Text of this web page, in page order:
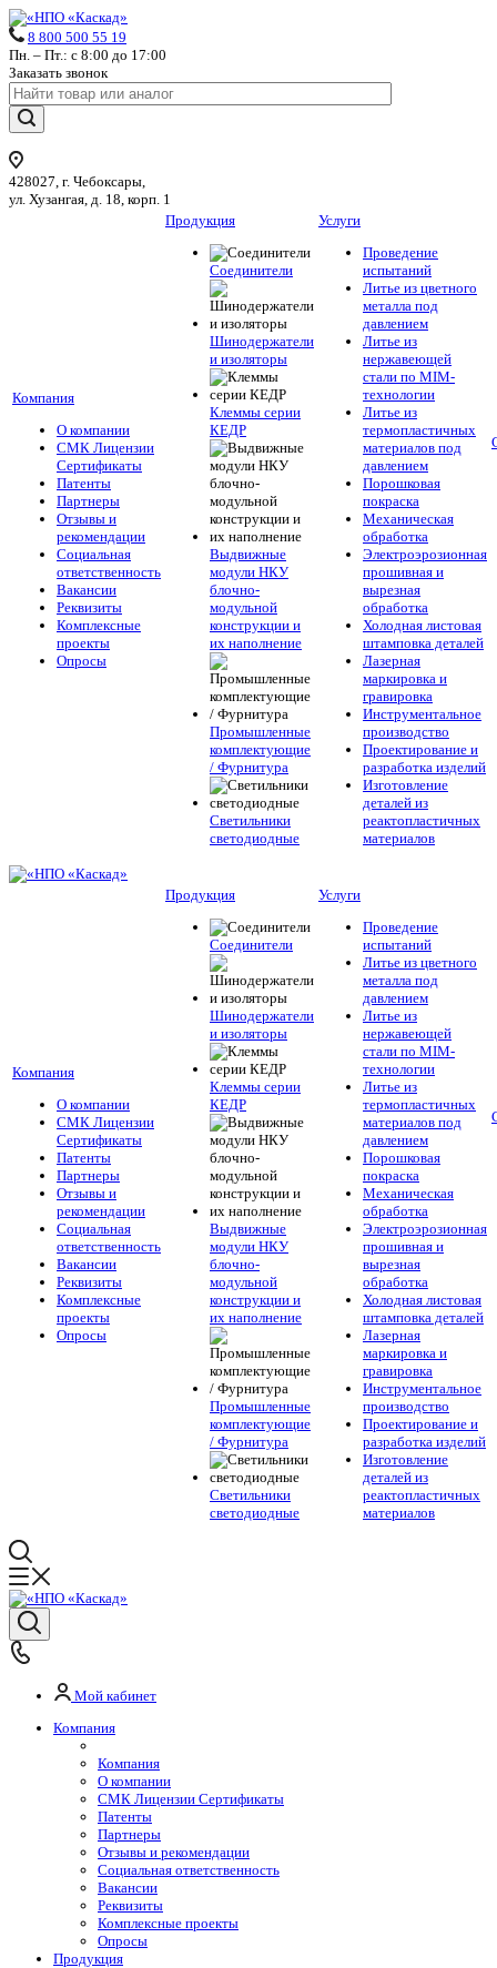
8 800 500 55 19
Пн. – Пт.: с 8:00 до 17:00
Заказать звонок
428027, г. Чебоксары,
ул. Хузангая, д. 18, корп. 1
Компания
О компании
СМК Лицензии
Сертификаты
Патенты
Партнеры
Отзывы и
рекомендации
Социальная
ответственность
Вакансии
Реквизиты
Комплексные
проекты
Опросы
Продукция
Соединители
Шинодержатели
и изоляторы
Клеммы серии
КЕДР
Выдвижные
модули НКУ
блочно-
модульной
конструкции и
их наполнение
Промышленные
комплектующие
/ Фурнитура
Светильники
светодиодные
Услуги
Проведение
испытаний
Литье из цветного
металла под
давлением
Литье из
нержавеющей
стали по MIM-
технологии
Литье из
термопластичных
материалов под
давлением
Порошковая
покраска
Механическая
обработка
Электроэрозионная
прошивная и
вырезная
обработка
Холодная листовая
штамповка деталей
Лазерная
маркировка и
гравировка
Инструментальное
производство
Проектирование и
разработка изделий
Изготовление
деталей из
реактопластичных
материалов
Компания
О компании
СМК Лицензии
Сертификаты
Патенты
Партнеры
Отзывы и
рекомендации
Социальная
ответственность
Вакансии
Реквизиты
Комплексные
проекты
Опросы
Продукция
Соединители
Шинодержатели
и изоляторы
Клеммы серии
КЕДР
Выдвижные
модули НКУ
блочно-
модульной
конструкции и
их наполнение
Промышленные
комплектующие
/ Фурнитура
Светильники
светодиодные
Услуги
Проведение
испытаний
Литье из цветного
металла под
давлением
Литье из
нержавеющей
стали по MIM-
технологии
Литье из
термопластичных
материалов под
давлением
Порошковая
покраска
Механическая
обработка
Электроэрозионная
прошивная и
вырезная
обработка
Холодная листовая
штамповка деталей
Лазерная
маркировка и
гравировка
Инструментальное
производство
Проектирование и
разработка изделий
Изготовление
деталей из
реактопластичных
материалов
Мой кабинет
Компания
Компания
О компании
СМК Лицензии Сертификаты
Патенты
Партнеры
Отзывы и рекомендации
Социальная ответственность
Вакансии
Реквизиты
Комплексные проекты
Опросы
Продукция